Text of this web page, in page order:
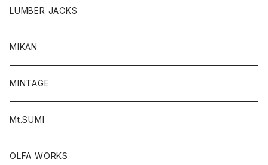
LUMBER JACKS
MIKAN
MINTAGE
Mt.SUMI
OLFA WORKS